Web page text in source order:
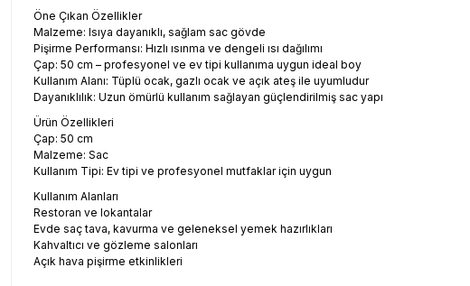
Öne Çıkan Özellikler
Malzeme: Isıya dayanıklı, sağlam sac gövde
Pişirme Performansı: Hızlı ısınma ve dengeli ısı dağılımı
Çap: 50 cm – profesyonel ve ev tipi kullanıma uygun ideal boy
Kullanım Alanı: Tüplü ocak, gazlı ocak ve açık ateş ile uyumludur
Dayanıklılık: Uzun ömürlü kullanım sağlayan güçlendirilmiş sac yapı
Ürün Özellikleri
Çap: 50 cm
Malzeme: Sac
Kullanım Tipi: Ev tipi ve profesyonel mutfaklar için uygun
Kullanım Alanları
Restoran ve lokantalar
Evde saç tava, kavurma ve geleneksel yemek hazırlıkları
Kahvaltıcı ve gözleme salonları
Açık hava pişirme etkinlikleri